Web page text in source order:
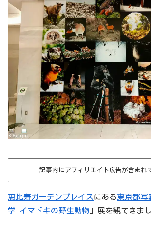
記事内にアフィリエイト広告が含まれ
恵比寿ガーデンプレイスにある東京都写
学 イマドキの野生動物 」展を観てきまし